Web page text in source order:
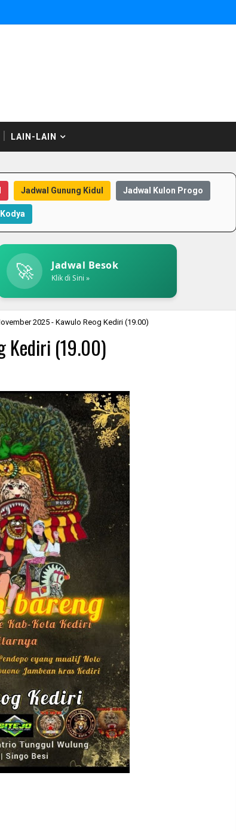
LAIN-LAIN
Jadwal Gunung Kidul Jadwal Kulon Progo
🚀 Jadwal Besok
Klik di Sini »
2025 - Kawulo Reog Kediri (19.00)
Kediri (19.00)